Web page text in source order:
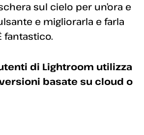
sul cielo per un’ora e
e migliorarla e farla
fantastico.
di Lightroom utilizza
basate su cloud o